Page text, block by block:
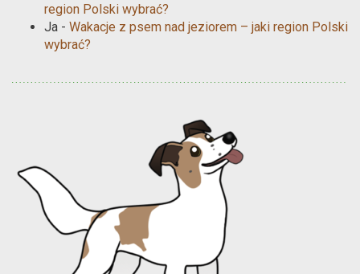
region Polski wybrać?
Ja - Wakacje z psem nad jeziorem – jaki region Polski
wybrać?